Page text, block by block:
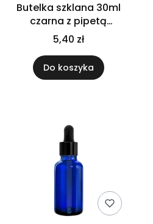
Butelka szklana 30ml
czarna z pipetą
bambusową
5,40 zł
Do koszyka